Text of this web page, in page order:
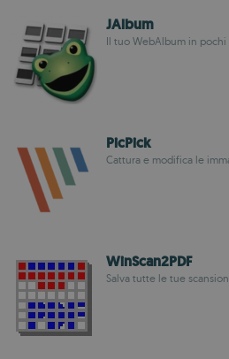
JAlbum
Il tuo WebAlbum in pochi
PicPick
Cattura e modifica le
WinScan2PDF
Salva tutte le tue